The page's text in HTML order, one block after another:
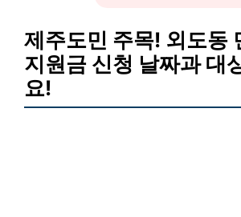
제주도민 주목! 외도동
지원금 신청 날짜과 대
요!